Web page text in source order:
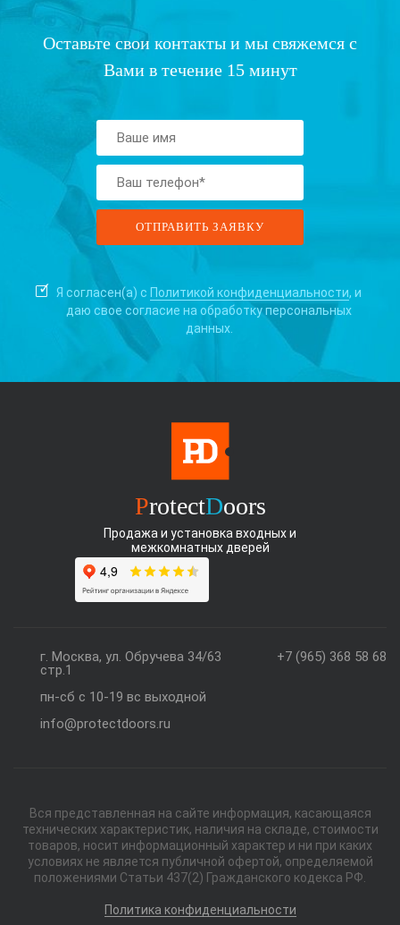
Оставьте свои контакты и мы свяжемся с
Вами в течение 15 минут
Я согласен(а) с Политикой конфиденциальности, и
даю свое согласие на обработку персональных
данных.
ProtectDoors
Продажа и установка входных и
межкомнатных дверей
+7 (965) 368 58 68
г. Москва, ул. Обручева 34/63
стр.1
пн-сб с 10-19 вс выходной
info@protectdoors.ru
Вся представленная на сайте информация, касающаяся
технических характеристик, наличия на складе, стоимости
товаров, носит информационный характер и ни при каких
условиях не является публичной офертой, определяемой
положениями Статьи 437(2) Гражданского кодекса РФ.
Политика конфиденциальности